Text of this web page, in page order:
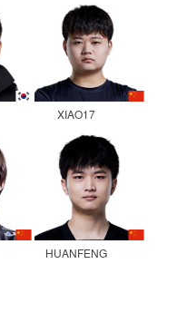
XIAO17
HUANFENG